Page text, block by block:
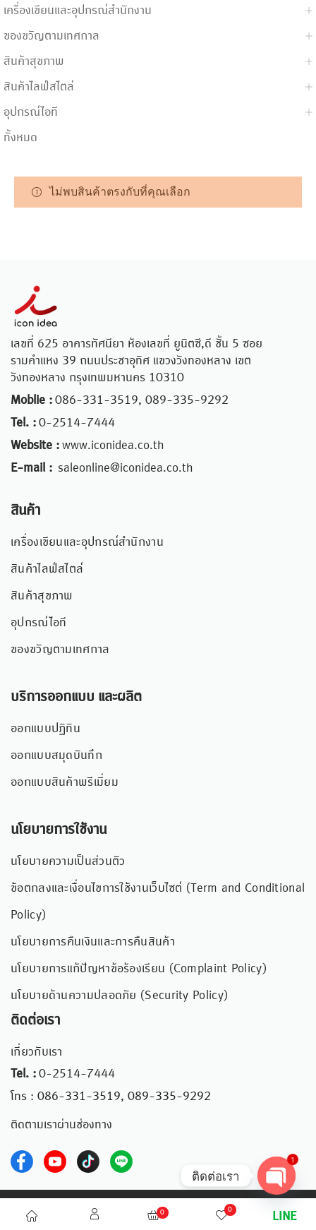
0 0 LINE
เครื่องเขียนและอุปกรณ์สำนักงาน
ของขวัญตามเทศกาล
สินค้าสุขภาพ
สินค้าไลฟ์สไตล์
อุปกรณ์ไอที
ทั้งหมด
ไม่พบสินค้าตรงกับที่คุณเลือก
เลขที่ 625 อาคารทัศนียา ห้องเลขที่ ยูนิตซี,ดี ชั้น 5 ซอย
รามคำแหง 39 ถนนประชาอุทิศ แขวงวังทองหลาง เขต
วังทองหลาง กรุงเทพมหานคร 10310
Moblie :086-331-3519, 089-335-9292
Tel. :0-2514-7444
Website :www.iconidea.co.th
E-mail : saleonline@iconidea.co.th
สินค้า
เครื่องเขียนและอุปกรณ์สำนักงาน
สินค้าไลฟ์สไตล์
สินค้าสุขภาพ
อุปกรณ์ไอที
ของขวัญตามเทศกาล
บริการออกแบบ และผลิต
ออกแบบปฏิทิน
ออกแบบสมุดบันทึก
ออกแบบสินค้าพรีเมี่ยม
นโยบายการใช้งาน
นโยบายความเป็นส่วนตัว
ข้อตกลงและเงื่อนไขการใช้งานเว็บไซต์ (Term and Conditional
Policy)
นโยบายการคืนเงินและการคืนสินค้า
นโยบายการแก้ปัญหาข้อร้องเรียน (Complaint Policy)
นโยบายด้านความปลอดภัย (Security Policy)
ติดต่อเรา
เกี่ยวกับเรา
Tel. :0-2514-7444
โทร : 086-331-3519, 089-335-9292
ติดตามเราผ่านช่องทาง
©2023 ICONIDEA – ไอเดียสร้างสรรค์ สู่ผลิตภัณฑ์
ติดต่อเรา
Open chaty
1